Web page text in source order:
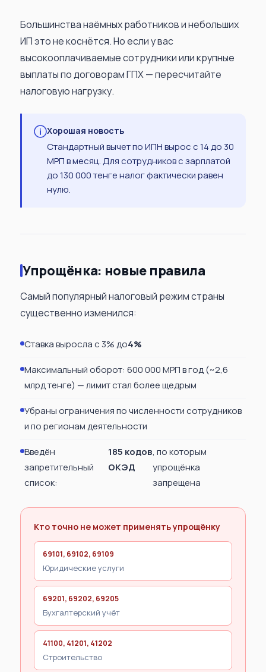
Большинства наёмных работников и небольших
ИП это не коснётся. Но если у вас
высокооплачиваемые сотрудники или крупные
выплаты по договорам ГПХ — пересчитайте
налоговую нагрузку.
Хорошая новость
Стандартный вычет по ИПН вырос с 14 до 30
МРП в месяц. Для сотрудников с зарплатой
до 130 000 тенге налог фактически равен
нулю.
Упрощёнка: новые правила
Самый популярный налоговый режим страны
существенно изменился:
Ставка выросла с 3% до4%
Максимальный оборот: 600 000 МРП в год (~2,6
млрд тенге) — лимит стал более щедрым
Убраны ограничения по численности сотрудников
и по регионам деятельности
Введён
запретительный
список:
185 кодов
ОКЭД
, по которым
упрощёнка
запрещена
Кто точно не может применять упрощёнку
69101, 69102, 69109
Юридические услуги
69201, 69202, 69205
Бухгалтерский учёт
41100, 41201, 41202
Строительство